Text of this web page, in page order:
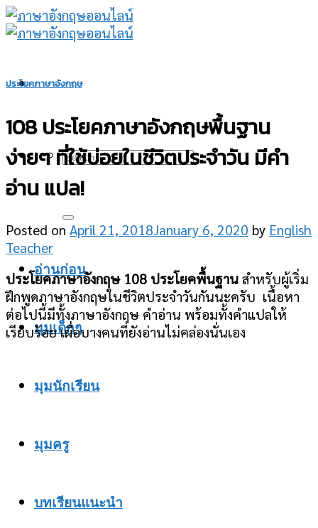
Skip
to
อ่านก่อน
มุมเด็กๆ
มุมนักเรียน
มุมครู
บทเรียนแนะนำ
ประโยคภาษาอังกฤษ
108 ประโยคภาษาอังกฤษพื้นฐาน
ง่ายๆ ที่ใช้บ่อยในชีวิตประจําวัน มีคำ
อ่าน แปล!
Posted on April 21, 2018 January 6, 2020 by English
Teacher
ประโยคภาษาอังกฤษ 108 ประโยคพื้นฐาน สำหรับผู้เริ่ม
ฝึกพูดภาษาอังกฤษในชีวิตประจําวันกันนะครับ เนื้อหา
ต่อไปนี้มีทั้งภาษาอังกฤษ คำอ่าน พร้อมทั้งคำแปลให้
เรียบร้อย เผื่อบางคนที่ยังอ่านไม่คล่องนั่นเอง